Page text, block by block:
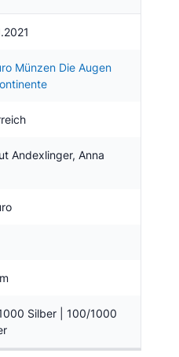
Münzen Die Augen
Andexlinger, Anna
Silber | 100/1000